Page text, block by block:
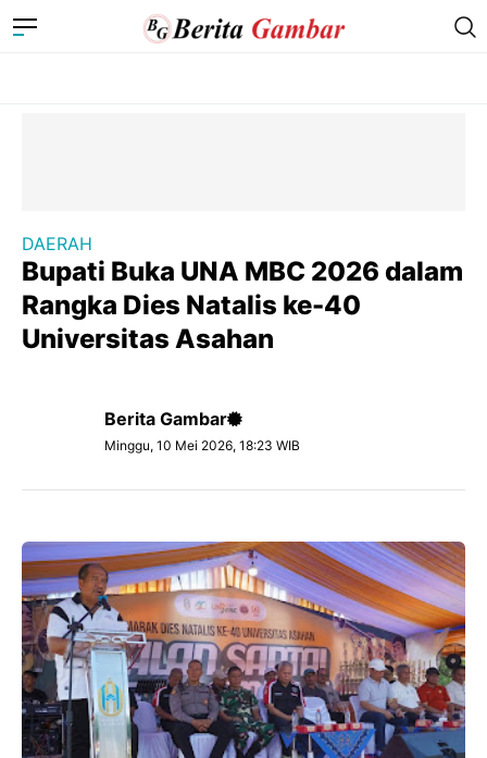
DAERAH
Bupati Buka UNA MBC 2026 dalam
Rangka Dies Natalis ke-40
Universitas Asahan
Berita Gambar
Minggu, 10 Mei 2026, 18:23 WIB